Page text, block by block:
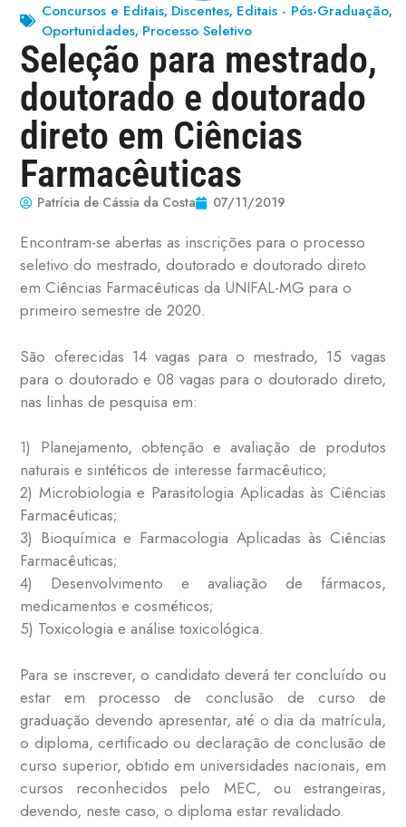
Concursos e Editais, Discentes, Editais - Pós-Graduação,
Oportunidades, Processo Seletivo
Seleção para mestrado,
doutorado e doutorado
direto em Ciências
Farmacêuticas
Patrícia de Cássia da Costa 07/11/2019
Encontram-se abertas as inscrições para o processo
seletivo do mestrado, doutorado e doutorado direto
em Ciências Farmacêuticas da UNIFAL-MG para o
primeiro semestre de 2020.
São oferecidas 14 vagas para o mestrado, 15 vagas
para o doutorado e 08 vagas para o doutorado direto,
nas linhas de pesquisa em:
1) Planejamento, obtenção e avaliação de produtos
naturais e sintéticos de interesse farmacêutico;
2) Microbiologia e Parasitologia Aplicadas às Ciências
Farmacêuticas;
3) Bioquímica e Farmacologia Aplicadas às Ciências
Farmacêuticas;
4) Desenvolvimento e avaliação de fármacos,
medicamentos e cosméticos;
5) Toxicologia e análise toxicológica.
Para se inscrever, o candidato deverá ter concluído ou
estar em processo de conclusão de curso de
graduação devendo apresentar, até o dia da matrícula,
o diploma, certificado ou declaração de conclusão de
curso superior, obtido em universidades nacionais, em
cursos reconhecidos pelo MEC, ou estrangeiras,
devendo, neste caso, o diploma estar revalidado.